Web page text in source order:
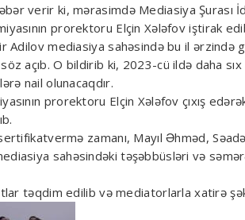
verir ki, mərasimdə Mediasiya Şurası
prorektoru Elçin Xələfov iştirak
Adilov mediasiya sahəsində bu il ərzində
açıb. O bildirib ki, 2023-cü ildə daha
nail olunacaqdır.
prorektoru Elçin Xələfov çıxış
zamanı, Mayıl Əhməd,
sahəsindəki təşəbbüsləri və
təqdim edilib və mediatorlarla xatirə